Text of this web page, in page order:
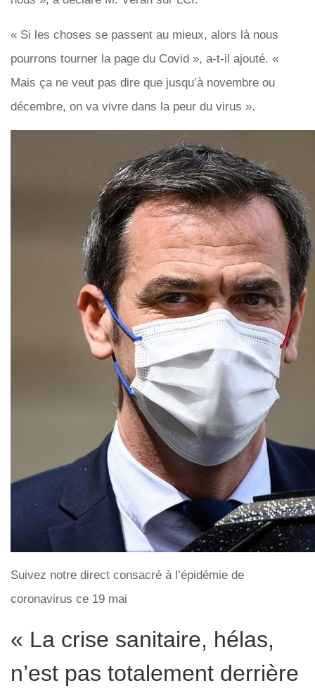
« Si les choses se passent au mieux, alors là nous
pourrons tourner la page du Covid », a-t-il ajouté. «
Mais ça ne veut pas dire que jusqu’à novembre ou
décembre, on va vivre dans la peur du virus ».
Suivez notre direct consacré à l’épidémie de
coronavirus ce 19 mai
« La crise sanitaire, hélas,
n’est pas totalement derrière